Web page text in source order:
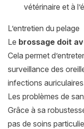
vétérinaire et à
L’entretien du pelage
Le brossage doit
Cela permet
surveillance des
infections
Les problèmes de
Grâce à sa
pas de soins